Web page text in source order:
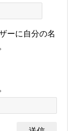
ーに自分の名